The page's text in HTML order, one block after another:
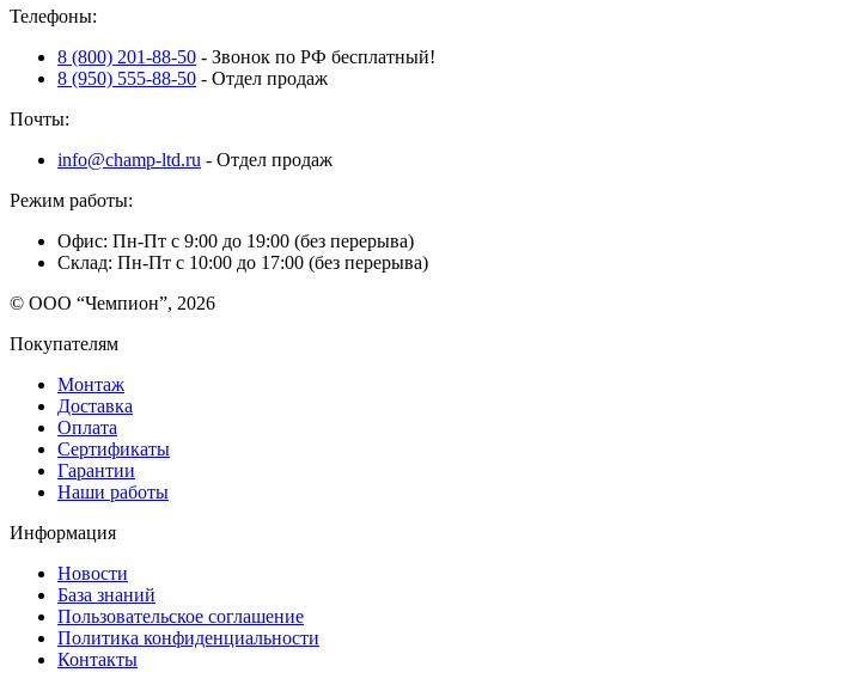
Телефоны:
8 (800) 201-88-50 - Звонок по РФ бесплатный!
8 (950) 555-88-50 - Отдел продаж
Почты:
info@champ-ltd.ru - Отдел продаж
Режим работы:
Офис: Пн-Пт с 9:00 до 19:00 (без перерыва)
Склад: Пн-Пт с 10:00 до 17:00 (без перерыва)
© ООО “Чемпион”, 2026
Покупателям
Монтаж
Доставка
Оплата
Сертификаты
Гарантии
Наши работы
Информация
Новости
База знаний
Пользовательское соглашение
Политика конфиденциальности
Контакты